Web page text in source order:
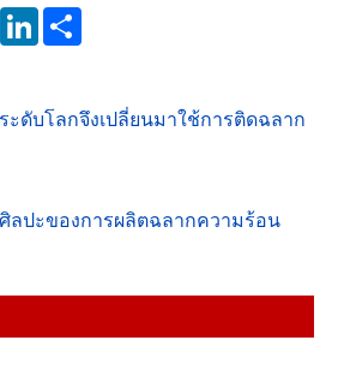
Pinterest
LinkedIn
ดับโลกจึงเปลี่ยนมาใช้การติดฉลาก
ลปะของการผลิตฉลากความร้อน